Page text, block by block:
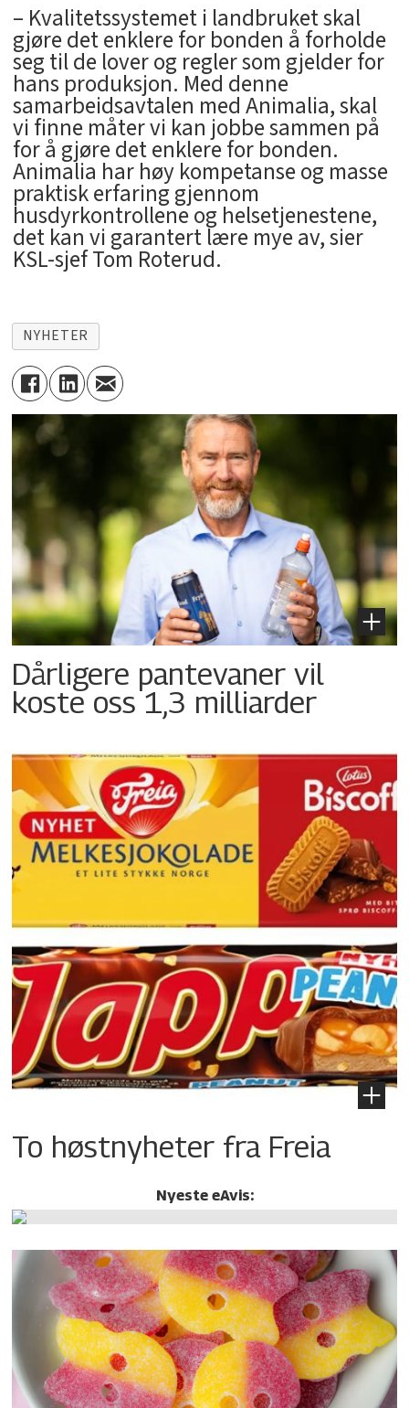
– Kvalitetssystemet i landbruket skal
gjøre det enklere for bonden å forholde
seg til de lover og regler som gjelder for
hans produksjon. Med denne
samarbeidsavtalen med Animalia, skal
vi finne måter vi kan jobbe sammen på
for å gjøre det enklere for bonden.
Animalia har høy kompetanse og masse
praktisk erfaring gjennom
husdyrkontrollene og helsetjenestene,
det kan vi garantert lære mye av, sier
KSL-sjef Tom Roterud.
NYHETER
Dårligere pantevaner vil
koste oss 1,3 milliarder
To høstnyheter fra Freia
Nyeste eAvis: